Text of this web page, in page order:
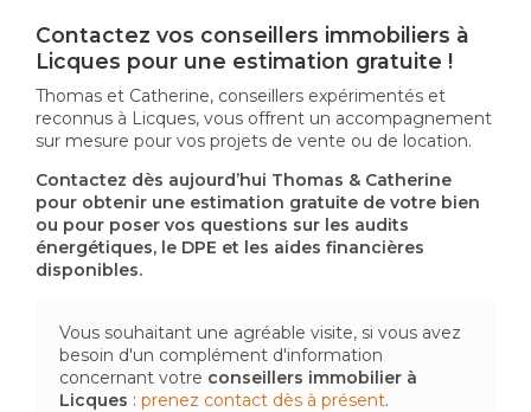
Contactez vos conseillers immobiliers à
Licques pour une estimation gratuite !
Thomas et Catherine, conseillers expérimentés et
reconnus à Licques, vous offrent un accompagnement
sur mesure pour vos projets de vente ou de location.
Contactez dès aujourd’hui Thomas & Catherine
pour obtenir une estimation gratuite de votre bien
ou pour poser vos questions sur les audits
énergétiques, le DPE et les aides financières
disponibles.
Vous souhaitant une agréable visite, si vous avez
besoin d'un complément d'information
concernant votre conseillers immobilier à
Licques : prenez contact dès à présent.